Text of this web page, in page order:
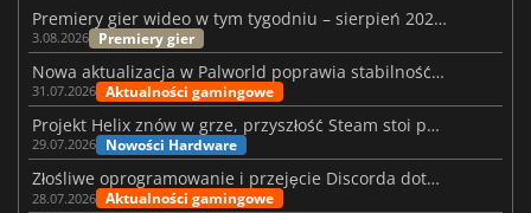
Premiery gier wideo w tym tygodniu – sierpień 2026 r. (32. tydzień)
3.08.2026 Premiery gier
Nowa aktualizacja w Palworld poprawia stabilność Sunreach i walk z bossami
31.07.2026 Aktualności gamingowe
Projekt Helix znów w grze, przyszłość Steam stoi pod znakiem zapytania
29.07.2026 Nowości Hardware
Złośliwe oprogramowanie i przejęcie Discorda dotknęły Meccha Chameleon
28.07.2026 Aktualności gamingowe